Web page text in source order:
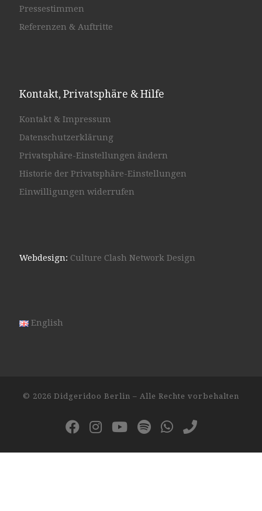
Pressestimmen
Referenzen & Auftritte
Kontakt, Privatsphäre & Hilfe
Kontakt & Impressum
Datenschutzerklärung
Privatsphäre-Einstellungen ändern
Historie der Privatsphäre-Einstellungen
Einwilligungen widerrufen
Webdesign: Culture Clash Network Design
English
© 2026 Didgeridoo Berlin – Alle Rechte vorbehalten